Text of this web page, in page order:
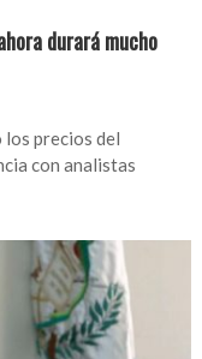
durará mucho
los precios del
con analistas